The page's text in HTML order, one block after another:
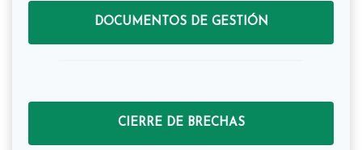
DOCUMENTOS DE GESTIÓN
CIERRE DE BRECHAS